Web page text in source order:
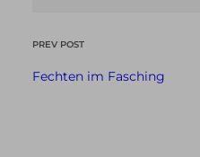
PREV POST
Fechten im Fasching